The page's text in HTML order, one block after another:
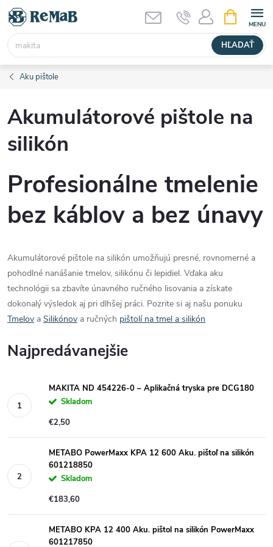
Prejsť
obsah
HĽADAŤ
KOŠÍK
Aku pištole
Akumulátorové pištole na
silikón
Profesionálne tmelenie
bez káblov a bez únavy
Akumulátorové pištole na silikón umožňujú presné, rovnomerné a
pohodlné nanášanie tmelov, silikónu či lepidiel. Vďaka aku
technológii sa zbavíte únavného ručného lisovania a získate
dokonalý výsledok aj pri dlhšej práci. Pozrite si aj našu ponuku
Tmelov a Silikónov a ručných pištolí na tmel a silikón
Najpredávanejšie
MAKITA ND 454226-0 – Aplikačná tryska pre DCG180
Skladom
€2,50
METABO PowerMaxx KPA 12 600 Aku. pištoľ na silikón
601218850
Skladom
€183,60
METABO KPA 12 400 Aku. pištol na silikón PowerMaxx
601217850